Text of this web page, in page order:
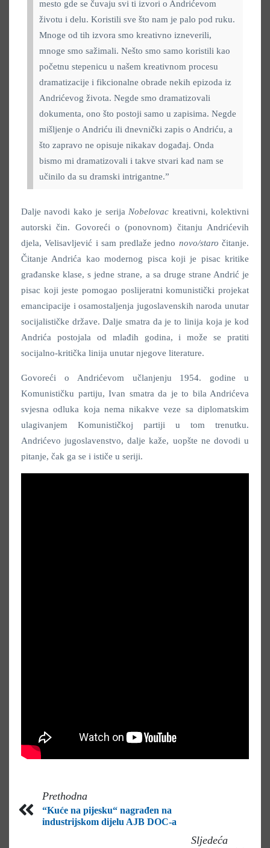
mesto gde se čuvaju svi ti izvori o Andrićevom
životu i delu. Koristili sve što nam je palo pod ruku.
Mnoge od tih izvora smo kreativno izneverili,
mnoge smo sažimali. Nešto smo samo koristili kao
početnu stepenicu u našem kreativnom procesu
dramatizacije i fikcionalne obrade nekih epizoda iz
Andrićevog života. Negde smo dramatizovali
dokumenta, ono što postoji samo u zapisima. Negde
mišljenje o Andriću ili dnevnički zapis o Andriću, a
što zapravo ne opisuje nikakav događaj. Onda
bismo mi dramatizovali i takve stvari kad nam se
učinilo da su dramski intrigantne.”
Dalje navodi kako je serija Nobelovac kreativni, kolektivni
autorski čin. Govoreći o (ponovnom) čitanju Andrićevih
djela, Velisavljević i sam predlaže jedno novo/staro čitanje.
Čitanje Andrića kao modernog pisca koji je pisac kritike
građanske klase, s jedne strane, a sa druge strane Andrić je
pisac koji jeste pomogao poslijeratni komunistički projekat
emancipacije i osamostaljenja jugoslavenskih naroda unutar
socijalističke države. Dalje smatra da je to linija koja je kod
Andrića postojala od mlađih godina, i može se pratiti
socijalno-kritička linija unutar njegove literature.
Govoreći o Andrićevom učlanjenju 1954. godine u
Komunističku partiju, Ivan smatra da je to bila Andrićeva
svjesna odluka koja nema nikakve veze sa diplomatskim
ulagivanjem Komunističkoj partiji u tom trenutku.
Andrićevo jugoslavenstvo, dalje kaže, uopšte ne dovodi u
pitanje, čak ga se i ističe u seriji.
Prethodna
“Kuće na pijesku“ nagrađen na
industrijskom dijelu AJB DOC-a
Sljedeća